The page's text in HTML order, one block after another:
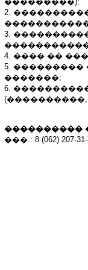
2.
3.
4. ���� ��
5.
�������;
6.
����������
���.: 8 (062) 207-31-